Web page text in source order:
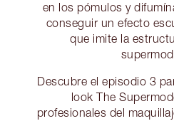
en los pómulos y
conseguir un efecto
que imite la
Descubre el episodio 3
look The
profesionales del